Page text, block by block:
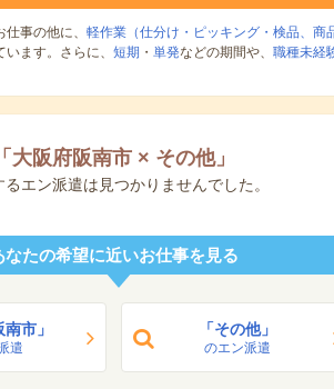
事の他に、 軽作業（仕分け・ピッキング・検品、商
ます。さらに、 短期 ・ 単発などの期間や、 職種未経
「 大阪府阪南市 × その他」
るエン派遣は見つかりませんでした。
なたの希望に近いお仕事を見る
南市」
遣
「その他」
のエン派遣